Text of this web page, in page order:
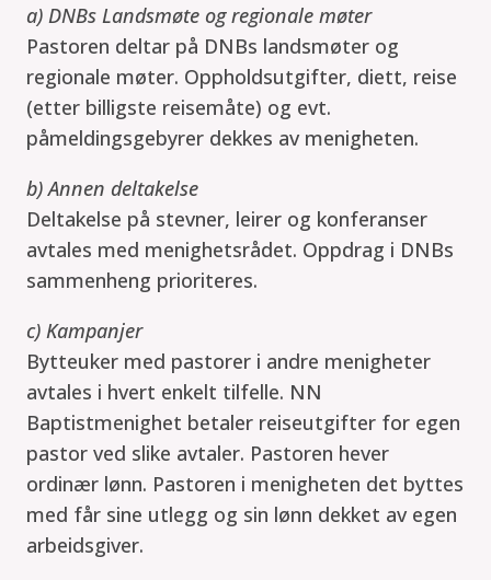
a) DNBs Landsmøte og regionale møter
Pastoren deltar på DNBs landsmøter og
regionale møter. Oppholdsutgifter, diett, reise
(etter billigste reisemåte) og evt.
påmeldingsgebyrer dekkes av menigheten.
b) Annen deltakelse
Deltakelse på stevner, leirer og konferanser
avtales med menighetsrådet. Oppdrag i DNBs
sammenheng prioriteres.
c) Kampanjer
Bytteuker med pastorer i andre menigheter
avtales i hvert enkelt tilfelle. NN
Baptistmenighet betaler reiseutgifter for egen
pastor ved slike avtaler. Pastoren hever
ordinær lønn. Pastoren i menigheten det byttes
med får sine utlegg og sin lønn dekket av egen
arbeidsgiver.